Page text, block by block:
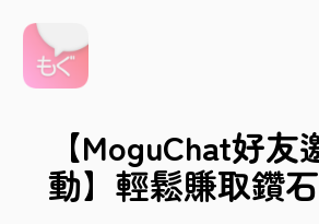
跳
主
【MoguChat好友
動】輕鬆賺取鑽石